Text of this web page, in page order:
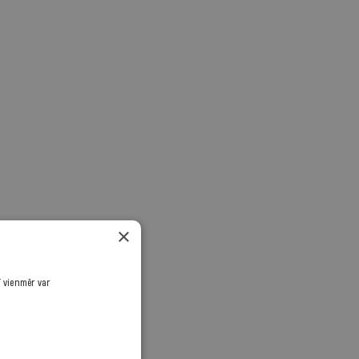
×
var